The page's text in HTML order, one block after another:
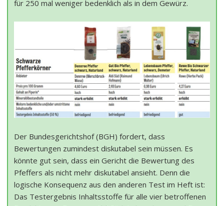
für 250 mal weniger bedenklich als in dem Gewürz.
Der Bundesgerichtshof (BGH) fordert, dass
Bewertungen zumindest diskutabel sein müssen. Es
könnte gut sein, dass ein Gericht die Bewertung des
Pfeffers als nicht mehr diskutabel ansieht. Denn die
logische Konsequenz aus den anderen Test im Heft ist:
Das Testergebnis Inhaltsstoffe für alle vier betroffenen